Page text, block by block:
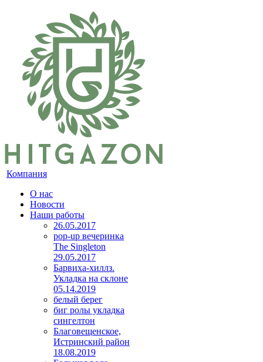
Компания
О нас
Новости
Наши работы
26.05.2017
pop-up вечеринка
The Singleton
29.05.2017
Барвиха-хиллз.
Укладка на склоне
05.14.2019
белый берег
биг ролы укладка
сингелтон
Благовещенское,
Истринский район
18.08.2019